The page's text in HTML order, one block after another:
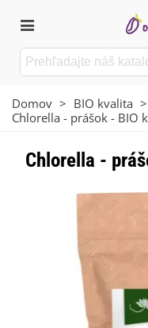
Domov > BIO kvalita >
Chlorella - prášok - BIO
Chlorella -